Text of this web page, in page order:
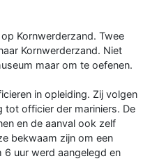
Kornwerderzand. Twee
Kornwerderzand. Niet
maar om te oefenen.
in opleiding. Zij volgen
tot officier der mariniers. De
en de aanval ook zelf
bekwaam zijn om een
6 uur werd aangelegd en